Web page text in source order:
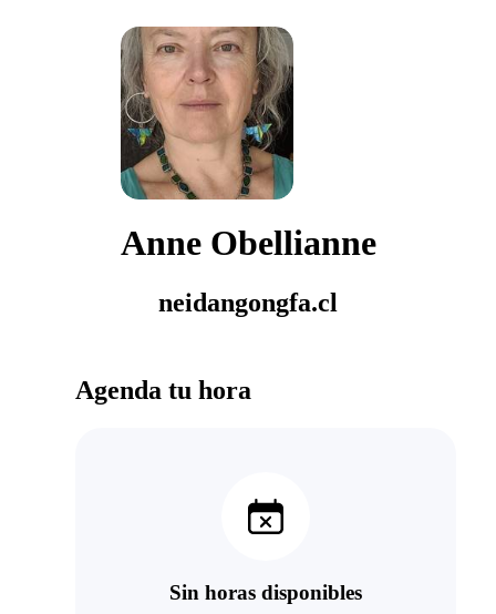
Anne Obellianne
neidangongfa.cl
Agenda tu hora
Sin horas disponibles